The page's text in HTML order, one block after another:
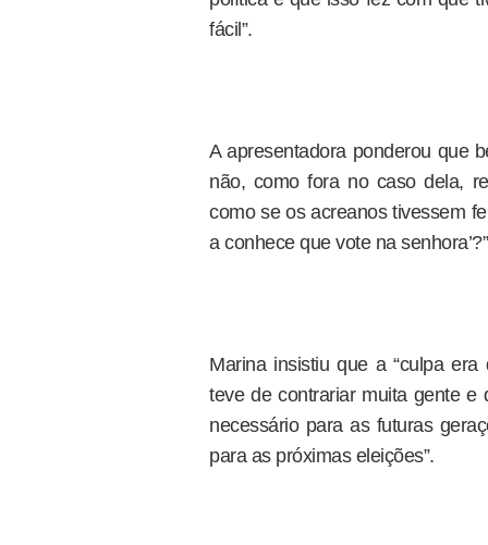
fácil”.
A apresentadora ponderou que
não, como fora no caso dela,
como se os acreanos tivessem
a conhece que vote na senhora’?”
Marina insistiu que a “culpa
teve de contrariar muita gente e
necessário para as futuras
para as próximas eleições”.